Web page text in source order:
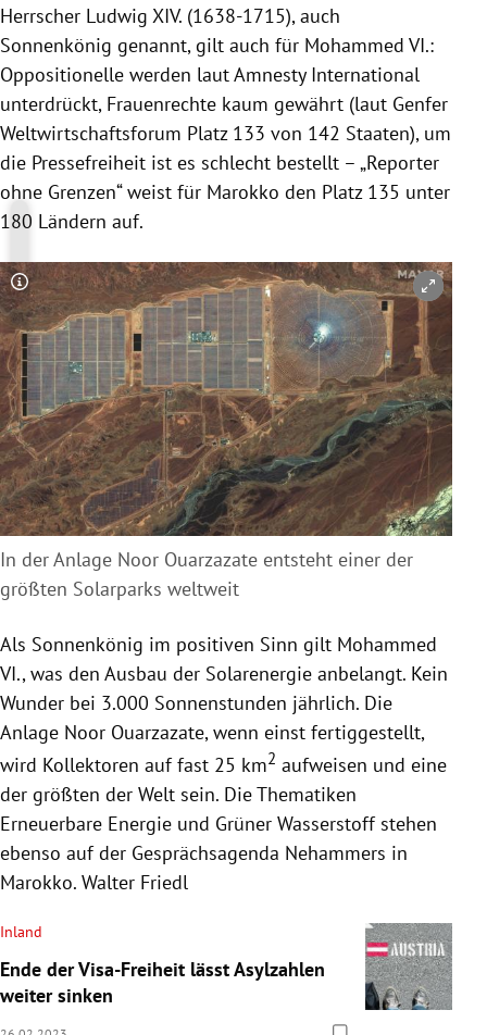
Herrscher Ludwig XIV. (1638-1715), auch
Sonnenkönig genannt, gilt auch für Mohammed VI.:
Oppositionelle werden laut Amnesty International
unterdrückt, Frauenrechte kaum gewährt (laut Genfer
Weltwirtschaftsforum Platz 133 von 142 Staaten), um
die Pressefreiheit ist es schlecht bestellt – „Reporter
ohne Grenzen“ weist für Marokko den Platz 135 unter
180 Ländern auf.
Copyright-Hinweis öffnen/schließen
In der Anlage Noor Ouarzazate entsteht einer der
größten Solarparks weltweit
Als Sonnenkönig im positiven Sinn gilt Mohammed
VI., was den Ausbau der Solarenergie anbelangt. Kein
Wunder bei 3.000 Sonnenstunden jährlich. Die
Anlage Noor Ouarzazate, wenn einst fertiggestellt,
wird Kollektoren auf fast 25 km2 aufweisen und eine
der größten der Welt sein. Die Thematiken
Erneuerbare Energie und Grüner Wasserstoff stehen
ebenso auf der Gesprächsagenda Nehammers in
Marokko. Walter Friedl
Inland
Ende der Visa-Freiheit lässt Asylzahlen
weiter sinken